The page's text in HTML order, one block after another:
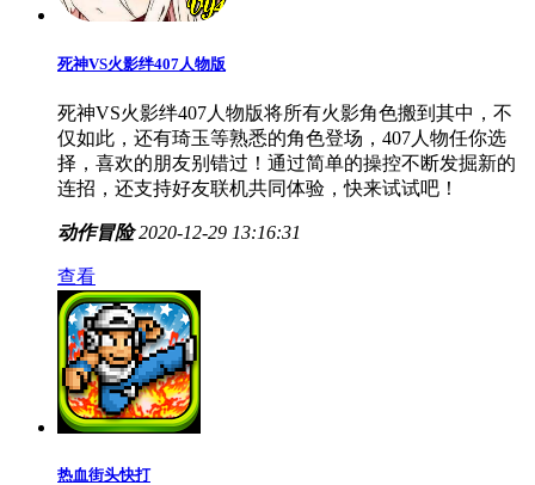
死神VS火影绊407人物版
死神VS火影绊407人物版将所有火影角色搬到其中，不
仅如此，还有琦玉等熟悉的角色登场，407人物任你选
择，喜欢的朋友别错过！通过简单的操控不断发掘新的
连招，还支持好友联机共同体验，快来试试吧！
动作冒险 2020-12-29 13:16:31
查看
热血街头快打